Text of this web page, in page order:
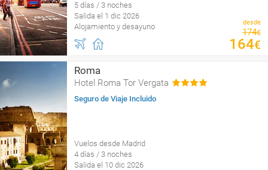
5 días / 3 noches
Salida el 1 dic 2026
Alojamiento y desayuno
desde
174€
164€
Roma
Hotel Roma Tor Vergata
Seguro de Viaje Incluido
Vuelos desde Madrid
4 días / 3 noches
Salida el 10 dic 2026